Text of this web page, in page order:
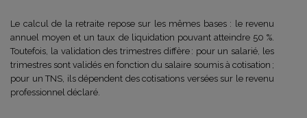
Le calcul de la retraite repose sur les mêmes bases : le revenu
annuel moyen et un taux de liquidation pouvant atteindre 50 %.
Toutefois, la validation des trimestres diffère : pour un salarié, les
trimestres sont validés en fonction du salaire soumis à cotisation ;
pour un TNS, ils dépendent des cotisations versées sur le revenu
professionnel déclaré.